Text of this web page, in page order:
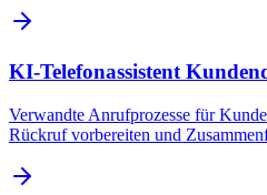
KI-Telefonassistent
Verwandte Anrufprozesse für
Rückruf vorbereiten und